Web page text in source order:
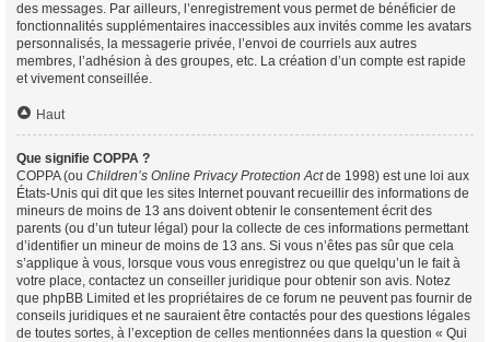
des messages. Par ailleurs, l’enregistrement vous permet de bénéficier de
fonctionnalités supplémentaires inaccessibles aux invités comme les avatars
personnalisés, la messagerie privée, l’envoi de courriels aux autres
membres, l’adhésion à des groupes, etc. La création d’un compte est rapide
et vivement conseillée.
Haut
Que signifie COPPA ?
COPPA (ou Children’s Online Privacy Protection Actde 1998) est une loi aux
États-Unis qui dit que les sites Internet pouvant recueillir des informations de
mineurs de moins de 13 ans doivent obtenir le consentement écrit des
parents (ou d’un tuteur légal) pour la collecte de ces informations permettant
d’identifier un mineur de moins de 13 ans. Si vous n’êtes pas sûr que cela
s’applique à vous, lorsque vous vous enregistrez ou que quelqu’un le fait à
votre place, contactez un conseiller juridique pour obtenir son avis. Notez
que phpBB Limited et les propriétaires de ce forum ne peuvent pas fournir de
conseils juridiques et ne sauraient être contactés pour des questions légales
de toutes sortes, à l’exception de celles mentionnées dans la question « Qui